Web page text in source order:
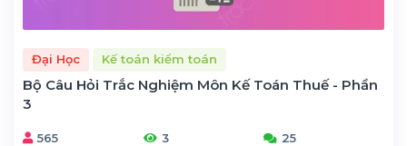
Đại Học Kế toán kiểm toán
Bộ Câu Hỏi Trắc Nghiệm Môn Kế Toán Thuế - Phần
3
565 3 25